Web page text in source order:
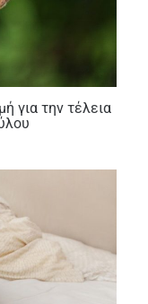
για την τέλεια